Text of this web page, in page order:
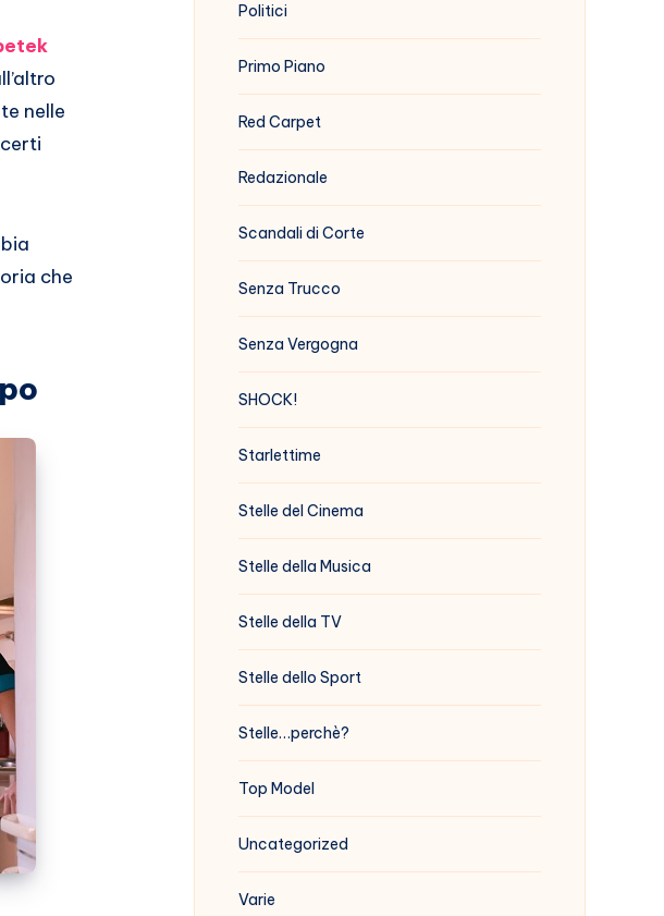
nelle
che
Politici
Primo Piano
Red Carpet
Redazionale
Scandali di Corte
Senza Trucco
Senza Vergogna
SHOCK!
Starlettime
Stelle del Cinema
Stelle della Musica
Stelle della TV
Stelle dello Sport
Stelle…perchè?
Top Model
Uncategorized
Varie